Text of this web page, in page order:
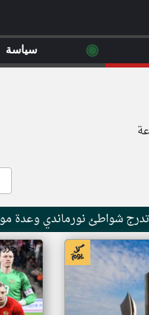
شواطئ نورماندي وعدة
اخبار
◉ سياسة